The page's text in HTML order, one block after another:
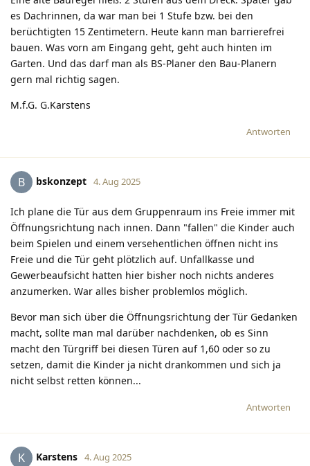
es Dachrinnen, da war man bei 1 Stufe bzw. bei den
berüchtigten 15 Zentimetern. Heute kann man barrierefrei
bauen. Was vorn am Eingang geht, geht auch hinten im
Garten. Und das darf man als BS-Planer den Bau-Planern
gern mal richtig sagen.
M.f.G. G.Karstens
Antworten
B bskonzept 4. Aug 2025
Ich plane die Tür aus dem Gruppenraum ins Freie immer mit
Öffnungsrichtung nach innen. Dann "fallen" die Kinder auch
beim Spielen und einem versehentlichen öffnen nicht ins
Freie und die Tür geht plötzlich auf. Unfallkasse und
Gewerbeaufsicht hatten hier bisher noch nichts anderes
anzumerken. War alles bisher problemlos möglich.
Bevor man sich über die Öffnungsrichtung der Tür Gedanken
macht, sollte man mal darüber nachdenken, ob es Sinn
macht den Türgriff bei diesen Türen auf 1,60 oder so zu
setzen, damit die Kinder ja nicht drankommen und sich ja
nicht selbst retten können...
Antworten
K Karstens 4. Aug 2025